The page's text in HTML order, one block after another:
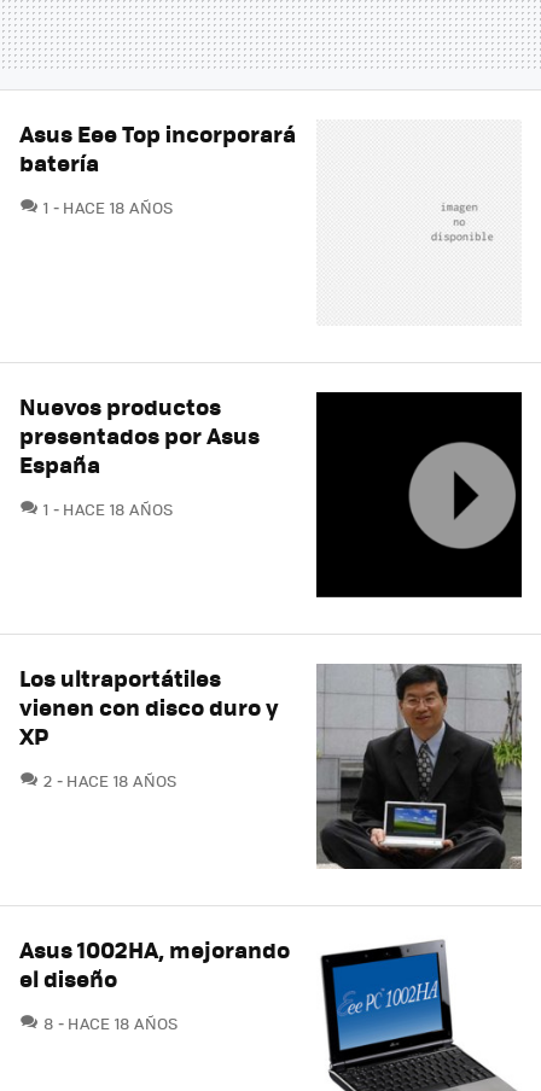
Asus Eee Top incorporará
batería
1 COMENTARIOS
HACE 18 AÑOS
Nuevos productos
presentados por Asus
España
1 COMENTARIOS
HACE 18 AÑOS
Los ultraportátiles
vienen con disco duro y
XP
2 COMENTARIOS
HACE 18 AÑOS
Asus 1002HA, mejorando
el diseño
8 COMENTARIOS
HACE 18 AÑOS